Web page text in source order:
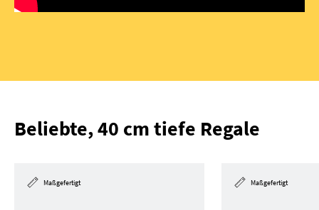
Beliebte, 40 cm tiefe Regale
Maßgefertigt Maßgefertigt